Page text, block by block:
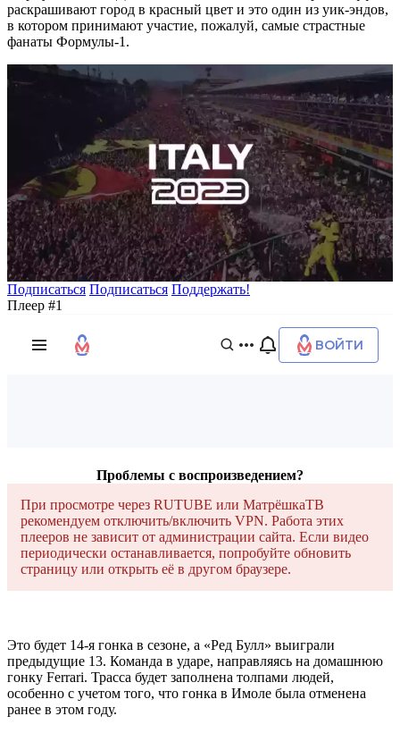
раскрашивают город в красный цвет и это один из уик-эндов,
в котором принимают участие, пожалуй, самые страстные
фанаты Формулы-1.
Подписаться Подписаться Поддержать!
Плеер #1
Проблемы с воспроизведением?
При просмотре через RUTUBE или МатрёшкаТВ
рекомендуем отключить/включить VPN. Работа этих
плееров не зависит от администрации сайта. Если видео
периодически останавливается, попробуйте обновить
страницу или открыть её в другом браузере.
Это будет 14-я гонка в сезоне, а «Ред Булл» выиграли
предыдущие 13. Команда в ударе, направляясь на домашнюю
гонку Ferrari. Трасса будет заполнена толпами людей,
особенно с учетом того, что гонка в Имоле была отменена
ранее в этом году.